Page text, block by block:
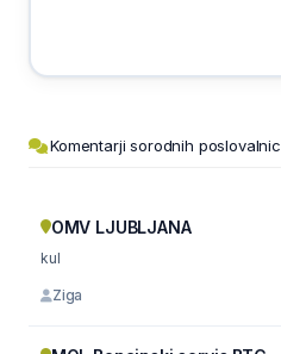
Komentarji sorodnih poslovalnic
OMV LJUBLJANA
kul
Ziga